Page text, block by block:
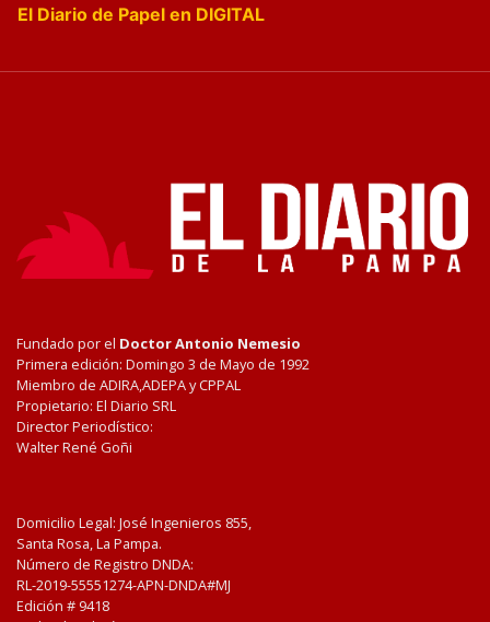
El Diario de Papel en DIGITAL
Fundado por el Doctor Antonio Nemesio
Primera edición: Domingo 3 de Mayo de 1992
Miembro de ADIRA,ADEPA y CPPAL
Propietario: El Diario SRL
Director Periodístico:
Walter René Goñi
Domicilio Legal: José Ingenieros 855,
Santa Rosa, La Pampa.
Número de Registro DNDA:
RL-2019-55551274-APN-DNDA#MJ
Edición # 9418